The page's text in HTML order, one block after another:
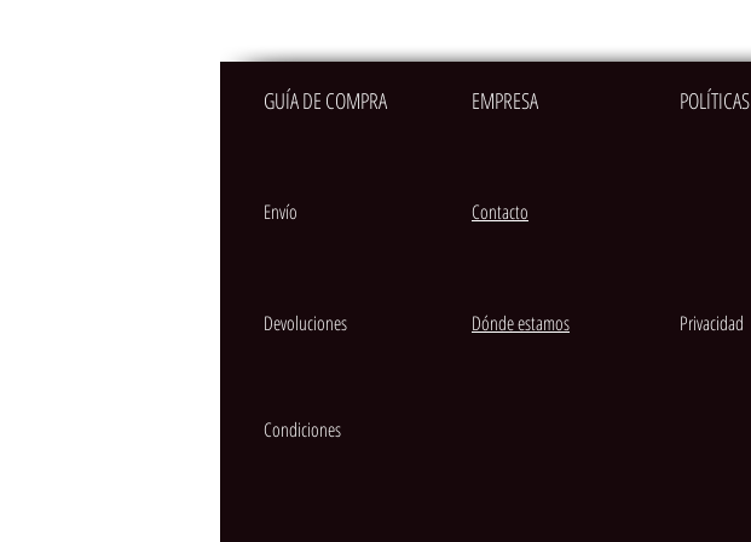
GUÍA DE COMPRA EMPRESA POLÍTICAS
Envío
Devoluciones
Condiciones
Contacto
Dónde estamos Privacidad